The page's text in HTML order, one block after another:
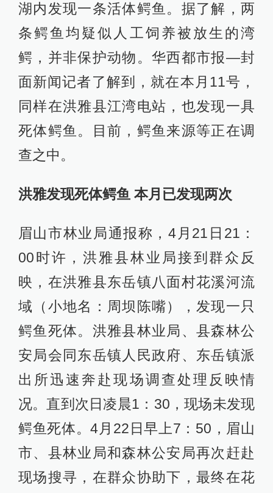
湖内发现一条活体鳄鱼。据了解，两
条鳄鱼均疑似人工饲养被放生的湾
鳄，并非保护动物。华西都市报—封
面新闻记者了解到，就在本月11号，
同样在洪雅县江湾电站，也发现一具
死体鳄鱼。目前，鳄鱼来源等正在调
查之中。
洪雅发现死体鳄鱼 本月已发现两次
眉山市林业局通报称，4月21日21：
00时许，洪雅县林业局接到群众反
映，在洪雅县东岳镇八面村花溪河流
域（小地名：周坝陈嘴），发现一只
鳄鱼死体。洪雅县林业局、县森林公
安局会同东岳镇人民政府、东岳镇派
出所迅速奔赴现场调查处理反映情
况。直到次日凌晨1：30，现场未发现
鳄鱼死体。4月22日早上7：50，眉山
市、县林业局和森林公安局再次赶赴
现场搜寻，在群众协助下，最终在花